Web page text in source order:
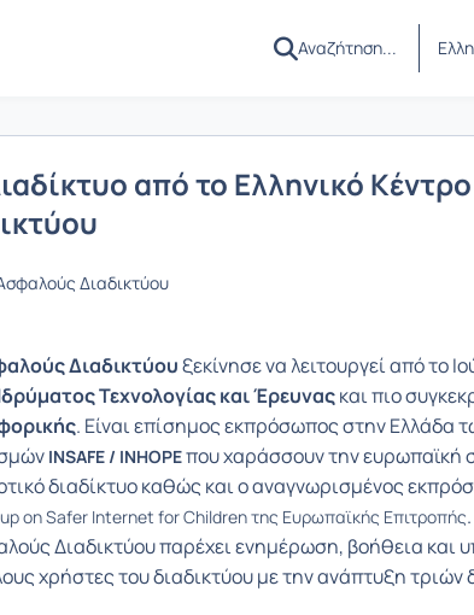
από το Ελληνικό Κέντρο
Διαδικτύου
Διαδικτύουξεκίνησε να λειτουργεί από το
Τεχνολογίας και Έρευναςκαι πιο
. Είναι επίσημος εκπρόσωπος στην Ελλάδα
INSAFE / INHOPEπου χαράσσουν την ευρωπαϊκή
διαδίκτυο καθώς και ο αναγνωρισμένος
on Safer Internet for Children της Ευρωπαϊκής Επιτροπής.
Διαδικτύου παρέχει ενημέρωση, βοήθεια και
χρήστες του διαδικτύου με την ανάπτυξη τριών